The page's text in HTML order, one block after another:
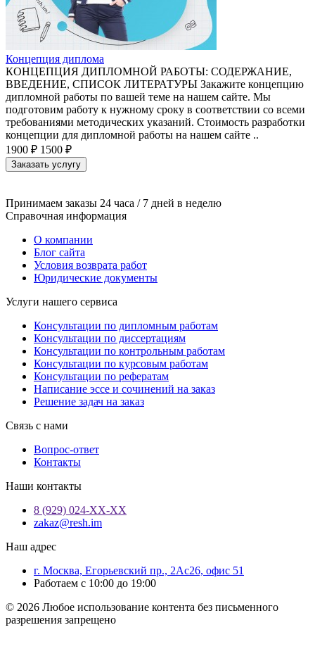
Концепция диплома
КОНЦЕПЦИЯ ДИПЛОМНОЙ РАБОТЫ: СОДЕРЖАНИЕ,
ВВЕДЕНИЕ, СПИСОК ЛИТЕРАТУРЫ Закажите концепцию
дипломной работы по вашей теме на нашем сайте. Мы
подготовим работу к нужному сроку в соответствии со всеми
требованиями методических указаний. Стоимость разработки
концепции для дипломной работы на нашем сайте ..
1900 ₽ 1500 ₽
Заказать услугу
Принимаем заказы 24 часа / 7 дней в неделю
Справочная информация
О компании
Блог сайта
Условия возврата работ
Юридические документы
Услуги нашего сервиса
Консультации по дипломным работам
Консультации по диссертациям
Консультации по контрольным работам
Консультации по курсовым работам
Консультации по рефератам
Написание эссе и сочинений на заказ
Решение задач на заказ
Связь с нами
Вопрос-ответ
Контакты
Наши контакты
8 (929) 024-ХХ-ХХ
zakaz@resh.im
Наш адрес
г. Москва, Егорьевский пр., 2Ас26, офис 51
Работаем с 10:00 до 19:00
© 2026 Любое использование контента без письменного
разрешения запрещено